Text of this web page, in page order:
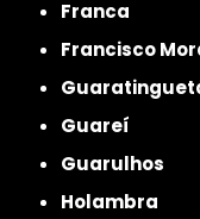
Franca
Francisco
Guareí
Guarulhos
Holambra